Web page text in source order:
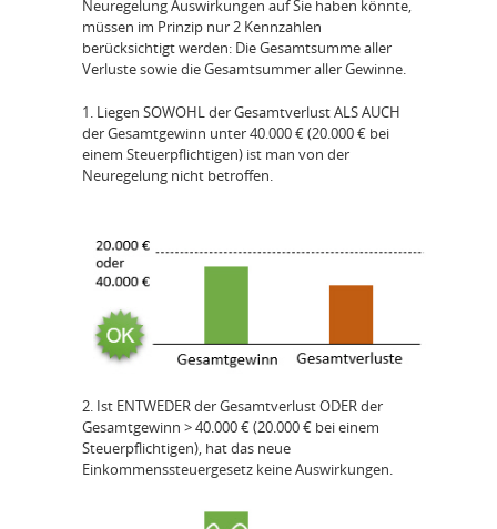
Neuregelung Auswirkungen auf Sie haben könnte,
müssen im Prinzip nur 2 Kennzahlen
berücksichtigt werden: Die Gesamtsumme aller
Verluste sowie die Gesamtsummer aller Gewinne.
1. Liegen SOWOHL der Gesamtverlust ALS AUCH
der Gesamtgewinn unter 40.000 € (20.000 € bei
einem Steuerpflichtigen) ist man von der
Neuregelung nicht betroffen.
2. Ist ENTWEDER der Gesamtverlust ODER der
Gesamtgewinn > 40.000 € (20.000 € bei einem
Steuerpflichtigen), hat das neue
Einkommenssteuergesetz keine Auswirkungen.